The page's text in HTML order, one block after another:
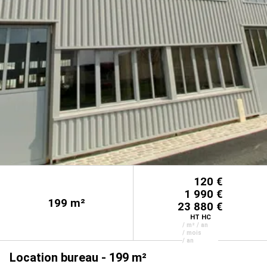
199 m²
120 €
1 990 €
23 880 €
HT HC
/ m² / an
/ mois
/ an
Location bureau - 199 m²